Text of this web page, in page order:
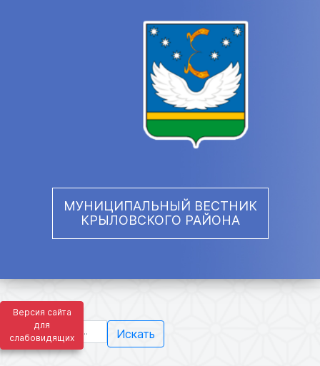
Версия сайта
для
слабовидящих
МУНИЦИПАЛЬНЫЙ ВЕСТНИК
КРЫЛОВСКОГО РАЙОНА
Искать